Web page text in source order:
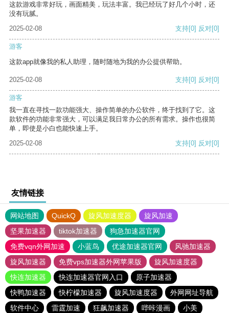
这款游戏非常好玩，画面精美，玩法丰富。我已经玩了好几个小时，还
没有玩腻。
2025-02-08
支持[0] 反对[0]
游客
这款app就像我的私人助理，随时随地为我的办公提供帮助。
2025-02-08 支持[0] 反对[0]
游客
我一直在寻找一款功能强大、操作简单的办公软件，终于找到了它。这
款软件的功能非常强大，可以满足我日常办公的所有需求。操作也很简
单，即使是小白也能快速上手。
2025-02-08
支持[0] 反对[0]
友情链接
网站地图 QuickQ 旋风加速度器
旋风加速
坚果加速器
tiktok加速器
狗急加速器官网
免费vqn外网加速
小蓝鸟 优途加速器官网
风驰加速器
旋风加速器
免费vps加速器外网苹果版
旋风加速度器
快连加速器
快连加速器官网入口
原子加速器
快鸭加速器
快柠檬加速器 旋风加速度器
外网网址导航
软件中心
雷霆加速 狂飙加速器 哔咔漫画 小美